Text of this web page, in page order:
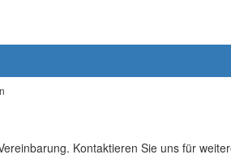
Kontaktieren Sie uns für